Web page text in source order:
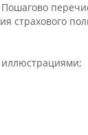
страхового